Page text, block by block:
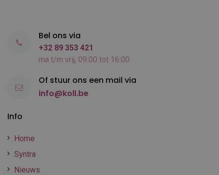
Info
Home
Syntra
Nieuws
Bel ons via
+32 89 353 421
ma t/m vrij, 09:00 tot 16:00
Of stuur ons een mail via
info@koll.be